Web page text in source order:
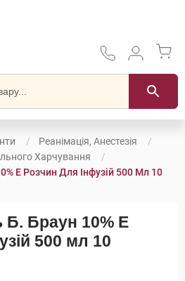
Реанімація, Анестезія
Харчування
Е Розчин Для Інфузій 500 Мл 10
Б. Браун 10% Е
500 мл 10